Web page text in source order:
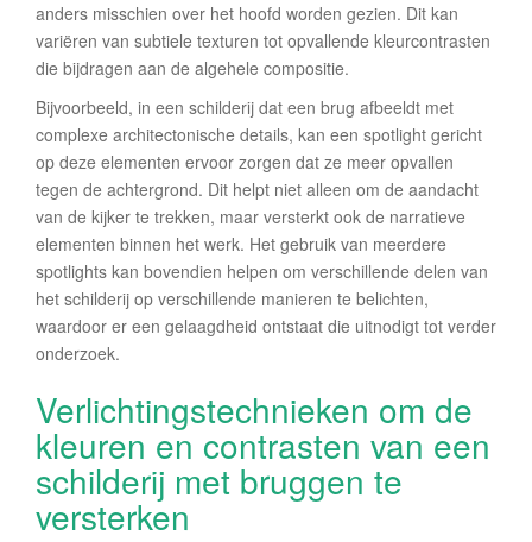
anders misschien over het hoofd worden gezien. Dit kan
variëren van subtiele texturen tot opvallende kleurcontrasten
die bijdragen aan de algehele compositie.
Bijvoorbeeld, in een schilderij dat een brug afbeeldt met
complexe architectonische details, kan een spotlight gericht
op deze elementen ervoor zorgen dat ze meer opvallen
tegen de achtergrond. Dit helpt niet alleen om de aandacht
van de kijker te trekken, maar versterkt ook de narratieve
elementen binnen het werk. Het gebruik van meerdere
spotlights kan bovendien helpen om verschillende delen van
het schilderij op verschillende manieren te belichten,
waardoor er een gelaagdheid ontstaat die uitnodigt tot verder
onderzoek.
Verlichtingstechnieken om de
kleuren en contrasten van een
schilderij met bruggen te
versterken